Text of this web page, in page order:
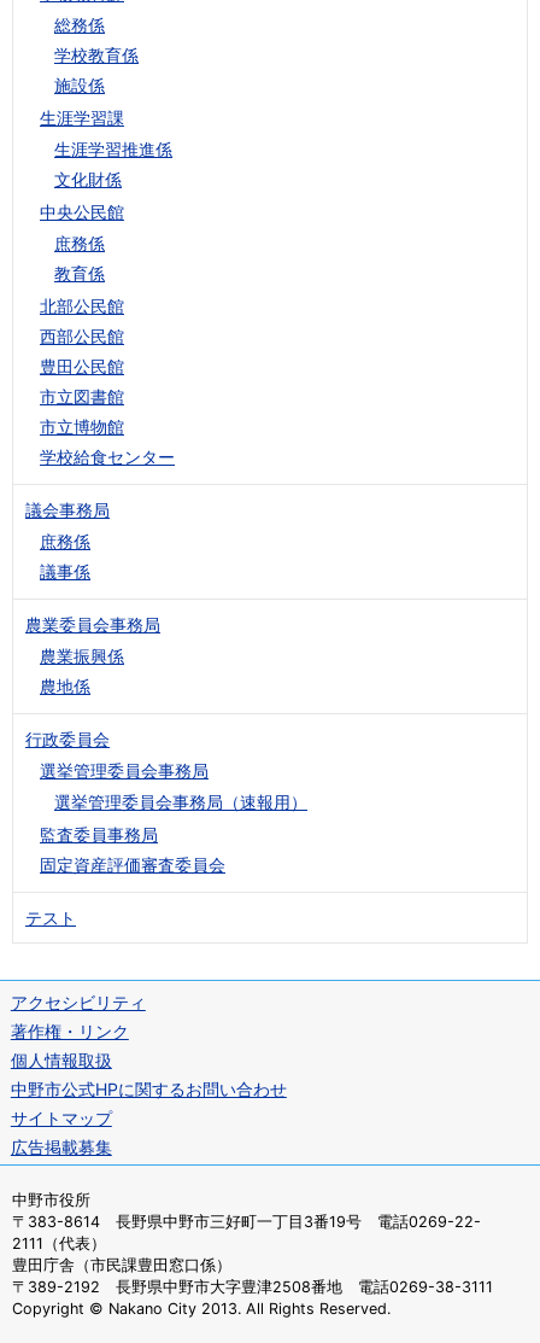
総務係
学校教育係
施設係
生涯学習課
生涯学習推進係
文化財係
中央公民館
庶務係
教育係
北部公民館
西部公民館
豊田公民館
市立図書館
市立博物館
学校給食センター
議会事務局
庶務係
議事係
農業委員会事務局
農業振興係
農地係
行政委員会
選挙管理委員会事務局
選挙管理委員会事務局（速報用）
監査委員事務局
固定資産評価審査委員会
テスト
アクセシビリティ
著作権・リンク
個人情報取扱
中野市公式HPに関するお問い合わせ
サイトマップ
広告掲載募集
中野市役所
〒383-8614 長野県中野市三好町一丁目3番19号 電話0269-22-
2111（代表）
豊田庁舎（市民課豊田窓口係）
〒389-2192 長野県中野市大字豊津2508番地 電話0269-38-3111
Copyright © Nakano City 2013. All Rights Reserved.